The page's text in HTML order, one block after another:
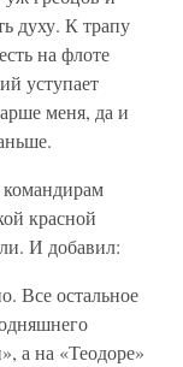
духу. К трапу
на флоте
уступает
меня, да и
красной
И добавил:
Все остальное
а на «Теодоре»